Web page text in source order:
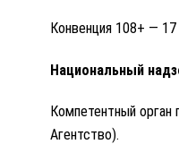
Конвенция 108+ — 17
Национальный
Компетентный
Агентство).